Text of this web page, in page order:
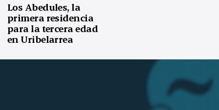
Los Abedules, la
primera residencia
para la tercera edad
en Uribelarrea